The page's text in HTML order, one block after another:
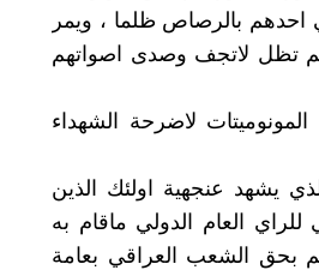
بالرصاص ظلما ، ويمر
تظل لاتجف وصدى اصواتهم
لاضرحة الشهداء
يشهد عنجهية اولئك الذين
العام الدولي ماقام به
بحق الشعب العراقي بعامة